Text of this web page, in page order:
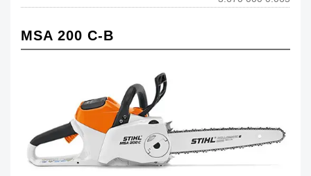
MSA 200 C-B